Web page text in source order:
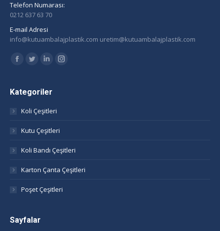
Telefon Numarası:
0212 637 63 70
E-mail Adresi
info@kutuambalajplastik.com uretim@kutuambalajplastik.com
Find us on:
Facebook
opens
new
window
Twitter
opens
new
window
Linkedin
opens
new
window
Instagram
Kategoriler
Koli Çeşitleri
Kutu Çeşitleri
Koli Bandı Çeşitleri
Karton Çanta Çeşitleri
Poşet Çeşitleri
Sayfalar